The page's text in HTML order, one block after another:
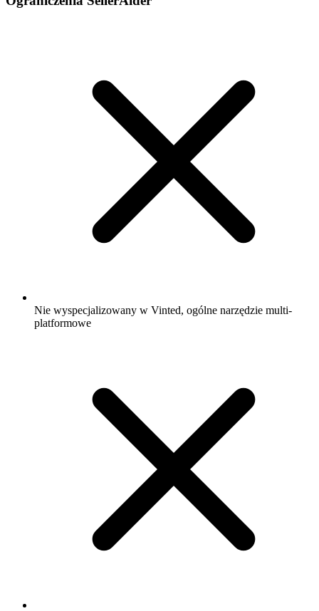
Nie wyspecjalizowany w Vinted, ogólne narzędzie multi-
platformowe